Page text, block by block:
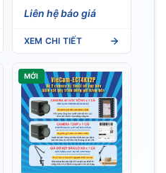
Thước Nhỏ Và Vừa
Liên hệ báo giá
XEM CHI TIẾT
MỚI